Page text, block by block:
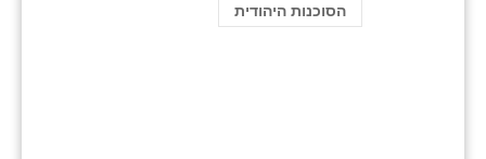
הסוכנות היהודית